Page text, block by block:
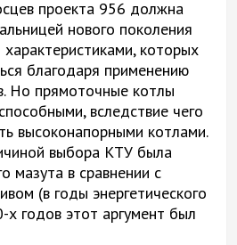
проекта 956 должна
нового поколения
которых
благодаря применению
Но прямоточные котлы
вследствие чего
высоконапорными котлами.
выбора КТУ была
мазута в сравнении с
(в годы энергетического
х годов этот аргумент был